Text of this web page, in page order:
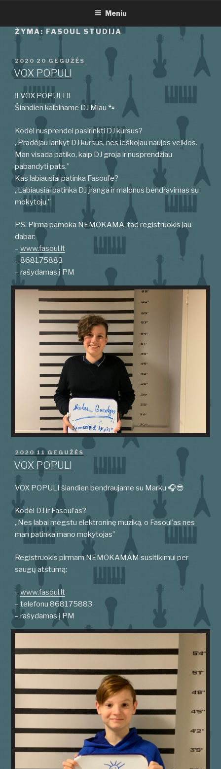
turinio
Meniu
ŽYMA: FASOUL STUDIJA
PASKELBTA
2020 20 GEGUŽĖS
VOX POPULI
‼️ VOX POPULI ‼️
Šiandien kalbiname DJ Miau 🐾
Kodėl nusprendei pasirinkti DJ kursus?
„Pradėjau lankyt DJ kursus, nes ieškojau naujos veiklos.
Man visada patiko, kaip DJ groja ir nusprendžiau
pabandyti pats.”
Kas labiausiai patinka Fasoul’e?
„Labiausiai patinka DJ įranga ir malonus bendravimas su
mokytoju.”
P.S. Pirma pamoka NEMOKAMA, tad registruokis jau
dabar:
– www.fasoul.lt
– 868175883
– rašydamas į PM
PASKELBTA
2020 11 GEGUŽĖS
VOX POPULI
VOX POPULI šiandien bendraujame su Marku 🎧😎
Kodėl DJ ir Fasoul’as?
„Nes labai mėgstu elektroninę muziką, o Fasoul’as nes
man patinka mano mokytojas”
Registruokis pirmam NEMOKAMAM susitikimui per
saugų atstumą:
–www.fasoul.lt
– telefonu 868175883
– rašydamas į PM